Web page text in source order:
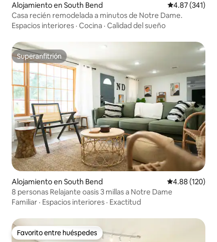
Alojamiento en South Bend Calificación
4.87 (341)
Casa recién remodelada a minutos de Notre Dame.
Espacios interiores · Cocina · Calidad del sueño
Superanfitrión
Superanfitrión
Alojamiento en South Bend Calificación
4.88 (120)
8 personas Relajante oasis 3 millas a Notre Dame
Familiar · Espacios interiores · Exactitud
Favorito entre huéspedes
Favorito entre huéspedes